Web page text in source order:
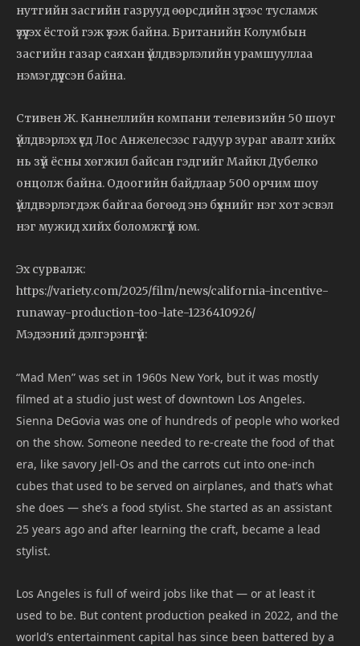
нутгийн засгийн газрууд өөрсдийн зүгээс тусламж
үзүүлэх ёстой гэж үзэж байна. Британийн Колумбын
засгийн газар саяхан үйлдвэрлэлийн урамшууллаа
нэмэгдүүлсэн байна.
Стивен Ж. Каннеллийн компани телевизийн 50 шоуг
үйлдвэрлэх үед Лос Анжелесээс гадуур зураг авалт хийх
нь зүй ёсны хөгжил байсан гэдгийг Майкл Дубелко
онцолж байна. Одоогийн байдлаар 500 орчим шоу
үйлдвэрлэгдэж байгаа бөгөөд энэ бүхнийг нэг хот эсвэл
нэг мужид хийх боломжгүй юм.
Эх сурвалж:
https://variety.com/2025/film/news/california-incentive-
runaway-production-too-late-1236410926/
Мэдээний дэлгэрэнгүй:
“Mad Men” was set in 1960s New York, but it was mostly
filmed at a studio just west of downtown Los Angeles.
Sienna DeGovia was one of hundreds of people who worked
on the show. Someone needed to re-create the food of that
era, like savory Jell-Os and the carrots cut into one-inch
cubes that used to be served on airplanes, and that’s what
she does — she’s a food stylist. She started as an assistant
25 years ago and after learning the craft, became a lead
stylist.
Los Angeles is full of weird jobs like that — or at least it
used to be. But content production peaked in 2022, and the
world’s entertainment capital has since been battered by a